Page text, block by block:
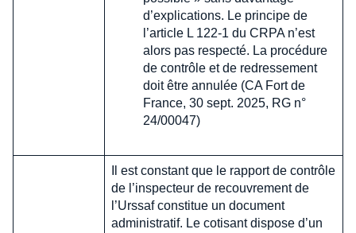
d’explications. Le principe de
l’article L 122-1 du CRPA n’est
alors pas respecté. La procédure
de contrôle et de redressement
doit être annulée (CA Fort de
France, 30 sept. 2025, RG n°
24/00047)
Il est constant que le rapport de contrôle
de l’inspecteur de recouvrement de
l’Urssaf constitue un document
administratif. Le cotisant dispose d’un